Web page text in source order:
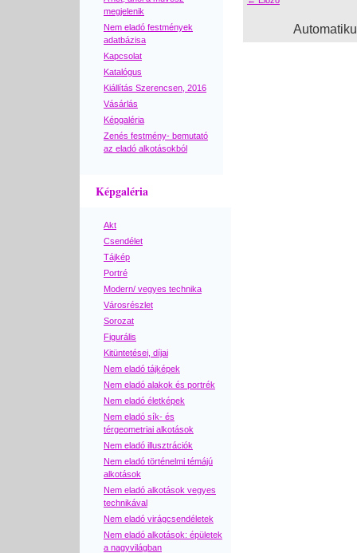
megjelenik
Nem eladó festmények
adatbázisa
Kapcsolat
Katalógus
Kiállítás Szerencsen, 2016
Vásárlás
Képgaléria
Zenés festmény- bemutató
az eladó alkotásokból
Képgaléria
Akt
Csendélet
Tájkép
Portré
Modern/ vegyes technika
Városrészlet
Sorozat
Figurális
Kitüntetései, díjai
Nem eladó tájképek
Nem eladó alakok és portrék
Nem eladó életképek
Nem eladó sík- és
térgeometriai alkotások
Nem eladó illusztrációk
Nem eladó történelmi témájú
alkotások
Nem eladó alkotások vegyes
technikával
Nem eladó virágcsendéletek
Nem eladó alkotások: épületek
a nagyvilágban